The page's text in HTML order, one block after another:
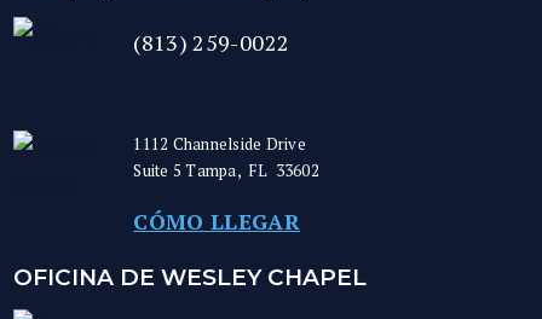
(813) 259-0022
1112 Channelside Drive
Suite 5Tampa, FL 33602
CÓMO LLEGAR
OFICINA DE WESLEY CHAPEL